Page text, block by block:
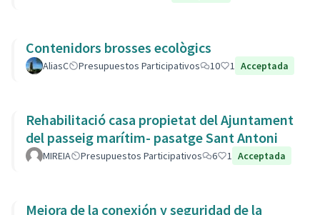
Contenidors brosses ecològics
AliasC Presupuestos Participativos 10 1 Acceptada
Rehabilitació casa propietat del Ajuntament
del passeig marítim- pasatge Sant Antoni
MIREIA Presupuestos Participativos 6 1 Acceptada
Mejora de la conexión y seguridad de la